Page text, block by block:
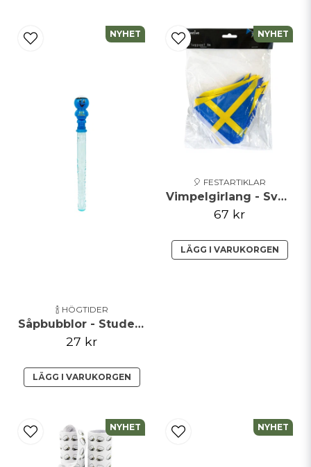
🍾 HÖGTIDER
Såpbubblor - Student
27 kr
LÄGG I VARUKORGEN
NYHET
🎈 FESTARTIKLAR
Vimpelgirlang - Sverige Flaggor
67 kr
LÄGG I VARUKORGEN
NYHET
NYHET NYHET